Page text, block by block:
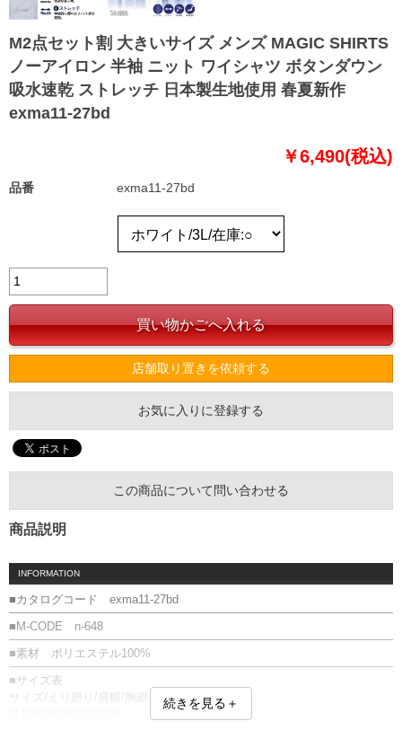
M2点セット割 大きいサイズ メンズ MAGIC SHIRTS
ノーアイロン 半袖 ニット ワイシャツ ボタンダウン
吸水速乾 ストレッチ 日本製生地使用 春夏新作
exma11-27bd
￥6,490(税込)
品番 exma11-27bd
店舗取り置きを依頼する
お気に入りに登録する
この商品について問い合わせる
商品説明
INFORMATION
■カタログコード exma11-27bd
■M-CODE n-648
■素材 ポリエステル100%
■サイズ表
サイズ/えり廻り/肩幅/胸廻り/胴廻り/腰廻り
続きを見る＋